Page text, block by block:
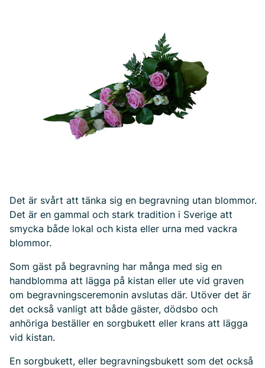
Det är svårt att tänka sig en begravning utan blommor.
Det är en gammal och stark tradition i Sverige att
smycka både lokal och kista eller urna med vackra
blommor.
Som gäst på begravning har många med sig en
handblomma att lägga på kistan eller ute vid graven
om begravningsceremonin avslutas där. Utöver det är
det också vanligt att både gäster, dödsbo och
anhöriga beställer en sorgbukett eller krans att lägga
vid kistan.
En sorgbukett, eller begravningsbukett som det också